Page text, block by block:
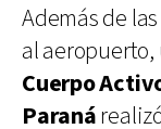
Además de
al aeropuerto,
Cuerpo
Paraná